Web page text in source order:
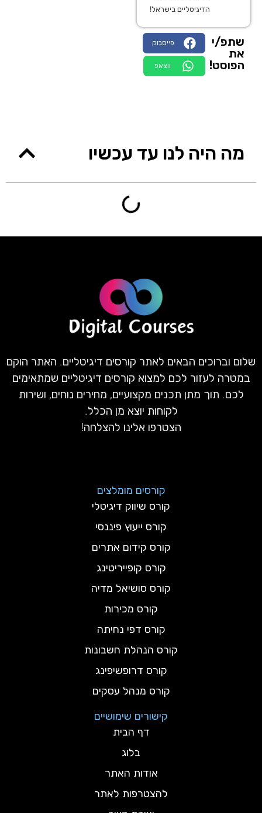
הדיגיטליים בישראל!
שתפ/י
את
הפוסט!
פייסבוק
ווצאפ
מה היה לנו עד עכשיו
שלום וברוכים הבאים לאתר קורסים דיגיטליים. האתר הוקם
במטרה לעזור לכם למצוא קורסים דיגיטליים שמתאימים
לכם. תוך מתן תכנים מקצועיים, מחירים נוחים, ושירות
לקוחות יוצא מן הכלל.
הצטרפו אלינו להצלחה!
קורסים מומלצים
קורס שיווק דיגיטלי
קורס ייעוץ פיננסי
קורס קידום אתרים
קורס קופייריטינג
קורס סושיאל מדיה
קורס מכירות
קורס דפי נחיתה
קורס הנהלת חשבונות
קורס דרופשיפינג
קורס מנהל עסקים
קישורים שימושיים
דף הבית
בלוג
אודות האתר
להצטרפות לאתר